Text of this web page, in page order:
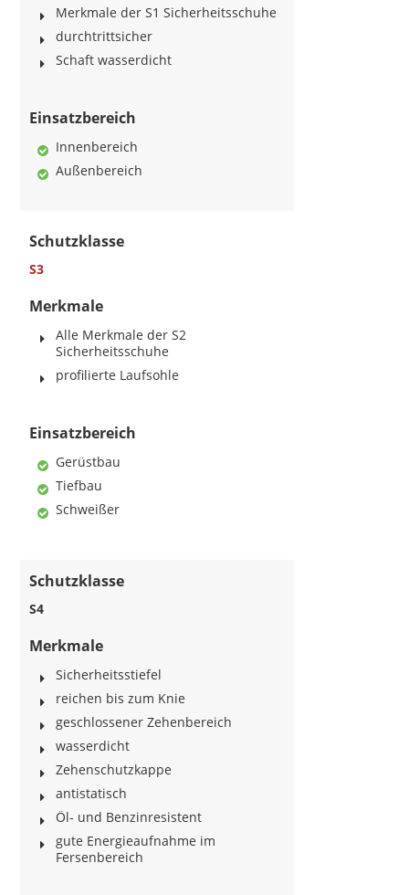
Merkmale der S1 Sicherheitsschuhe
durchtrittsicher
Schaft wasserdicht
Einsatzbereich
Innenbereich
Außenbereich
Schutzklasse
S3
Merkmale
Alle Merkmale der S2
Sicherheitsschuhe
profilierte Laufsohle
Einsatzbereich
Gerüstbau
Tiefbau
Schweißer
Schutzklasse
S4
Merkmale
Sicherheitsstiefel
reichen bis zum Knie
geschlossener Zehenbereich
wasserdicht
Zehenschutzkappe
antistatisch
Öl- und Benzinresistent
gute Energieaufnahme im
Fersenbereich